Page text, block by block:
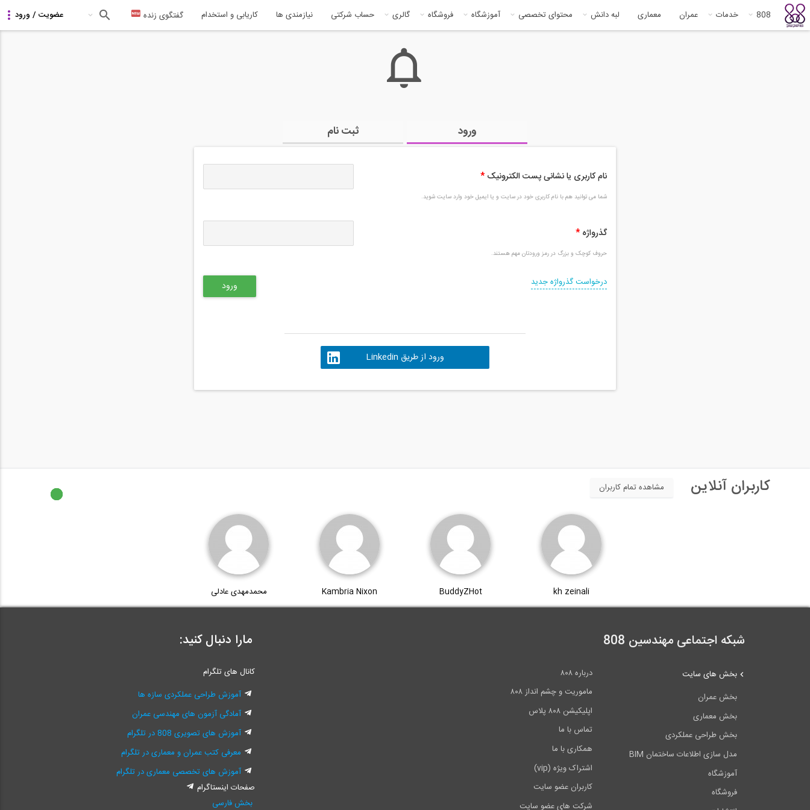
808 خدمات عمران معماری لبه دانش محتوای تخصصی آموزشگاه فروشگاه گالری حساب شرکتی نیازمندی ها کاریابی و استخدام گفتگوی زنده
ورود ثبت نام
نام کاربری یا نشانی پست الکترونیک *
شما می توانید هم با نام کاربری خود در سایت و یا ایمیل خود وارد سایت شوید.
گذرواژه *
حروف کوچک و بزرگ در رمز ورودتان مهم هستند.
درخواست گذرواژه جدید
ورود از طریق Linkedin
کاربران آنلاین مشاهده تمام کاربران
kh zeinali
BuddyZHot
Kambria Nixon محمدمهدی عادلی
شبکه اجتماعی مهندسین 808
درباره ۸۰۸
ماموریت و چشم انداز ۸۰۸
اپلیکیشن ۸۰۸ پلاس
تماس با ما
همکاری با ما
اشتراک ویژه (vip)
کاربران عضو سایت
شرکت های عضو سایت
بخش های سایت
بخش عمران
بخش معماری
بخش طراحی عملکردی
مدل سازی اطلاعات ساختمان BIM
آموزشگاه
فروشگاه
مارا دنبال کنید:
کانال های تلگرام
آموزش طراحی عملکردی سازه ها
آمادگی آزمون های مهندسی عمران
آموزش های تصویری 808 در تلگرام
معرفی کتب عمران و معماری در تلگرام
آموزش های تخصصی معماری در تلگرام
صفحات اینستاگرام
بخش فارسی